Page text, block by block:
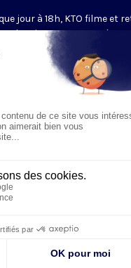
jour à 18h, KTO filme et
depuis Notre-Dame de
textes des Vêpres et de la
toujours ceux
Visiter la page de